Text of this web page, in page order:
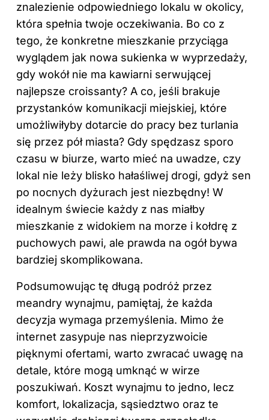
znalezienie odpowiedniego lokalu w okolicy,
która spełnia twoje oczekiwania. Bo co z
tego, że konkretne mieszkanie przyciąga
wyglądem jak nowa sukienka w wyprzedaży,
gdy wokół nie ma kawiarni serwującej
najlepsze croissanty? A co, jeśli brakuje
przystanków komunikacji miejskiej, które
umożliwiłyby dotarcie do pracy bez turlania
się przez pół miasta? Gdy spędzasz sporo
czasu w biurze, warto mieć na uwadze, czy
lokal nie leży blisko hałaśliwej drogi, gdyż sen
po nocnych dyżurach jest niezbędny! W
idealnym świecie każdy z nas miałby
mieszkanie z widokiem na morze i kołdrę z
puchowych pawi, ale prawda na ogół bywa
bardziej skomplikowana.
Podsumowując tę długą podróż przez
meandry wynajmu, pamiętaj, że każda
decyzja wymaga przemyślenia. Mimo że
internet zasypuje nas nieprzyzwoicie
pięknymi ofertami, warto zwracać uwagę na
detale, które mogą umknąć w wirze
poszukiwań. Koszt wynajmu to jedno, lecz
komfort, lokalizacja, sąsiedztwo oraz te